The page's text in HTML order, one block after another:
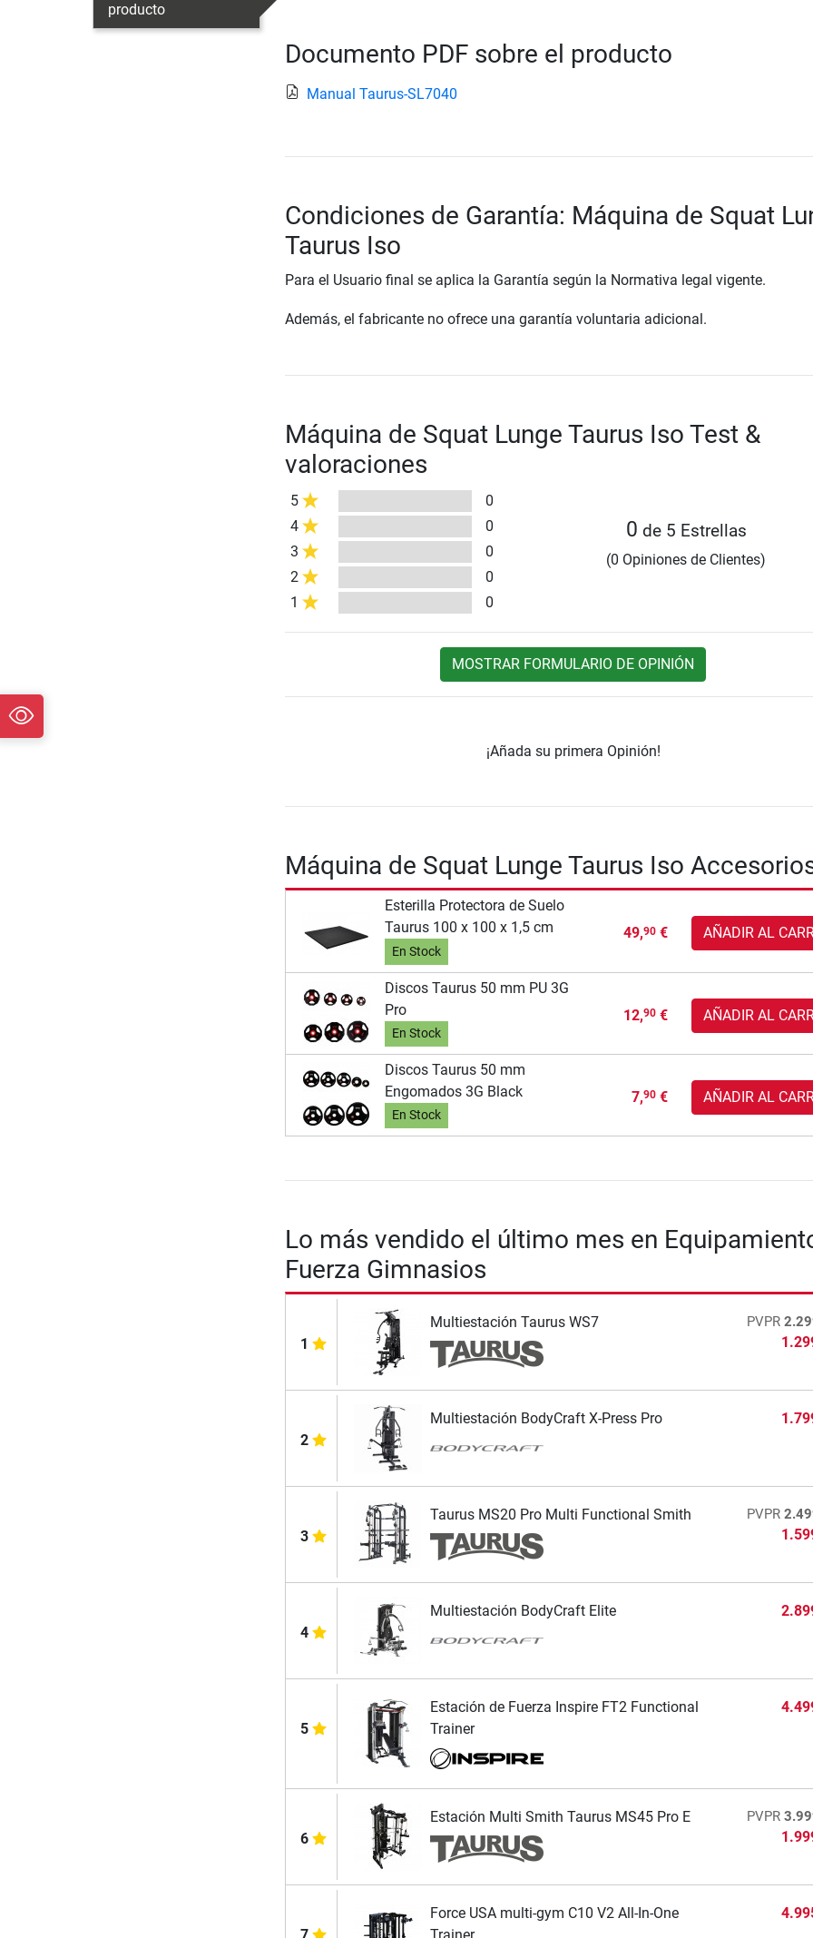
producto
Documento PDF sobre el producto
Manual Taurus-SL7040
Condiciones de Garantía: Máquina de Squat
Taurus Iso
Para el Usuario final se aplica la Garantía según la Normativa legal vigente.
Además, el fabricante no ofrece una garantía voluntaria adicional.
Máquina de Squat Lunge Taurus Iso Test &
valoraciones
5
0
4
0
3
0
2
0
1
0
0 de 5 Estrellas
(0 Opiniones de Clientes)
MOSTRAR FORMULARIO DE OPINIÓN
¡Añada su primera Opinión!
Máquina de Squat Lunge Taurus Iso
Esterilla Protectora de Suelo
Taurus 100 x 100 x 1,5 cm
En Stock
49,90€ AÑADIR AL
Discos Taurus 50 mm PU 3G
Pro
En Stock
12,90€ AÑADIR AL
Discos Taurus 50 mm
Engomados 3G Black
En Stock
7,90€ AÑADIR AL
Lo más vendido el último mes en
Fuerza Gimnasios
1
Multiestación Taurus WS7 PVPR
2
Multiestación BodyCraft X-Press Pro
3
Taurus MS20 Pro Multi Functional Smith PVPR
4
Multiestación BodyCraft Elite
5
Estación de Fuerza Inspire FT2 Functional
Trainer
6
Estación Multi Smith Taurus MS45 Pro E PVPR
Force USA multi-gym C10 V2 All-In-One